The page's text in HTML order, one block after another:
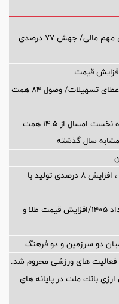
جایگاه نخست بانك ملت در 10 شاخص مهم مالی/ جهش 77 درصدی
ارتقای ظرفیت بانک صادرات ایران در اعطای تسهیلات/ وصول ۸۴ همت
حق بیمه تولیدی بیمه ملت در چهار ماه نخست امسال از 14.5 همت
فولاد بافت رکورد تولید خود را شکست ، افزایش 8 درصدی تولید با
قیمت طلا و سکه امروز سه‌شنبه ۶ مرداد ۱۴۰۵/افزایش قیمت طلا و
دو سرزمین و دو فرهنگ
فعالیت های ورزشی محروم شد.
بانك ملت در پایانه های